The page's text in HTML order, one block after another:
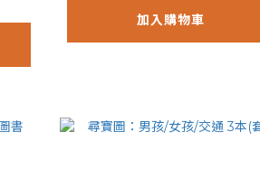
加入購物車